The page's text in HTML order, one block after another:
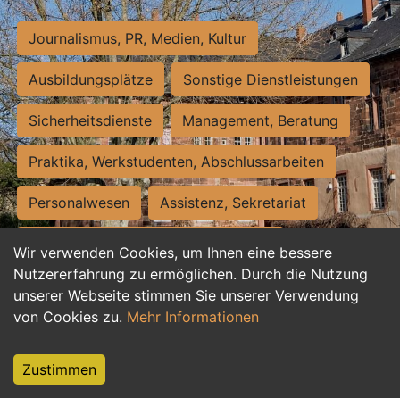
Wir verwenden Cookies, um Ihnen eine bessere
Nutzererfahrung zu ermöglichen. Durch die Nutzung
unserer Webseite stimmen Sie unserer Verwendung
von Cookies zu. Mehr Informationen
Zustimmen
Journalismus, PR, Medien, Kultur
Ausbildungsplätze Sonstige Dienstleistungen
Sicherheitsdienste Management, Beratung
Praktika, Werkstudenten, Abschlussarbeiten
Personalwesen Assistenz, Sekretariat
Hilfskräfte, Aushilfs- und Nebenjobs
Einkauf, Logistik, Materialwirtschaft
Weiterbildung, Studium, duale Ausbildung
Tourismus